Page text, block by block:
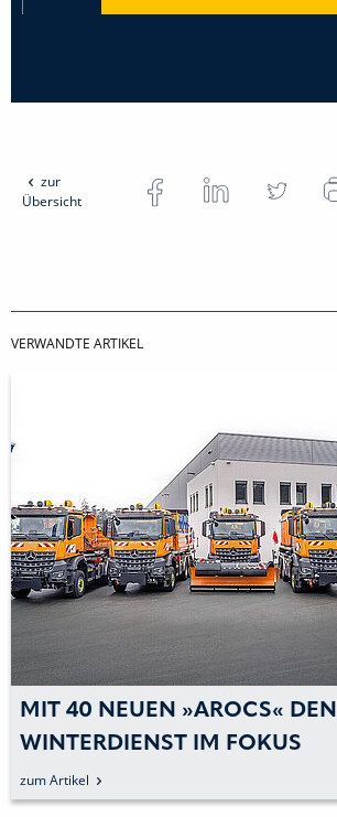
zur
Übersicht
VERWANDTE ARTIKEL
MIT 40 NEUEN »AROCS« DEN
WINTERDIENST IM FOKUS
zum Artikel